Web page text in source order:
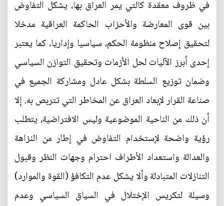
في ظروف معقدة كالتي يمر العراق بها، يشكل التفاوض
بين قوى المعارضة والأحزاب الحاكمة العراقية مدخلا
لتحقيق إصلاح منظومة الحكم، سياسيا وإداريا، كما يعتبر
إحدى أبرز الآليات لحل الأزمات وتحقيق التوازن السياسي
وضمان توزيع السلطة بشكل عادل ومشاركة الجميع في
صناعة القرار لإبعاد العراق عن المخاطر التي تتربص به. إلا
أن ذلك من الناحية الموضوعية وليس الافتراضية، يتطلب
رؤية واضحة لإستخدام التفاوض في إطار من النزاهة
والعدالة واستعداد الأطراف احترام وجهات النظر وقبول
التنازلات المتبادلة وألا يشكل عدم التكافؤ (القوة والموارد)
وسيلة لتكريس الإختلال في السياق السياسي وعدم